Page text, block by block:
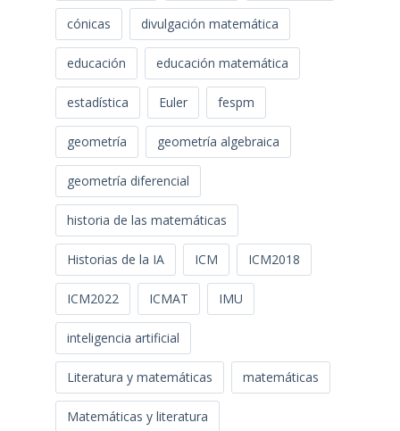
cónicas divulgación matemática
educación educación matemática
estadística Euler fespm
geometría geometría algebraica
geometría diferencial
historia de las matemáticas
Historias de la IA ICM ICM2018
ICM2022 ICMAT IMU
inteligencia artificial
Literatura y matemáticas matemáticas
Matemáticas y literatura